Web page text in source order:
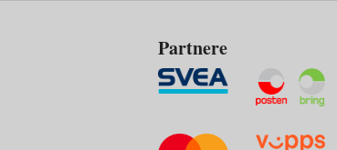
Partnere